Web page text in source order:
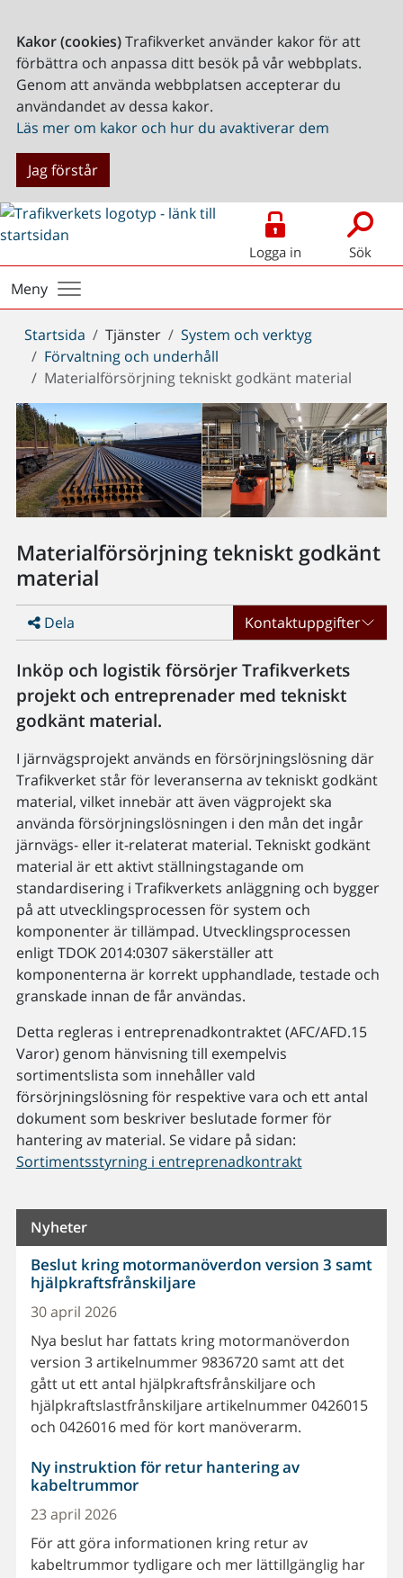
Kakor (cookies)Trafikverket använder kakor för att
förbättra och anpassa ditt besök på vår webbplats.
Genom att använda webbplatsen accepterar du
användandet av dessa kakor.
Läs mer om kakor och hur du avaktiverar dem
Jag förstår
Logga in Sök
Meny
Du
är
här:
Startsida Tjänster
System och verktyg
Förvaltning och underhåll
Materialförsörjning tekniskt godkänt material
Materialförsörjning tekniskt godkänt
material
Dela Kontaktuppgifter
Inköp och logistik försörjer Trafikverkets
projekt och entreprenader med tekniskt
godkänt material.
I järnvägsprojekt används en försörjningslösning där
Trafikverket står för leveranserna av tekniskt godkänt
material, vilket innebär att även vägprojekt ska
använda försörjningslösningen i den mån det ingår
järnvägs- eller it-relaterat material. Tekniskt godkänt
material är ett aktivt ställningstagande om
standardisering i Trafikverkets anläggning och bygger
på att utvecklingsprocessen för system och
komponenter är tillämpad. Utvecklingsprocessen
enligt TDOK 2014:0307 säkerställer att
komponenterna är korrekt upphandlade, testade och
granskade innan de får användas.
Detta regleras i entreprenadkontraktet (AFC/AFD.15
Varor) genom hänvisning till exempelvis
sortimentslista som innehåller vald
försörjningslösning för respektive vara och ett antal
dokument som beskriver beslutade former för
hantering av material. Se vidare på sidan:
Sortimentsstyrning i entreprenadkontrakt
Nyheter
Beslut kring motormanöverdon version 3 samt
hjälpkraftsfrånskiljare
30 april 2026
Nya beslut har fattats kring motormanöverdon
version 3 artikelnummer 9836720 samt att det
gått ut ett antal hjälpkraftsfrånskiljare och
hjälpkraftslastfrånskiljare artikelnummer 0426015
och 0426016 med för kort manöverarm.
Ny instruktion för retur hantering av
kabeltrummor
23 april 2026
För att göra informationen kring retur av
kabeltrummor tydligare och mer lättillgänglig har